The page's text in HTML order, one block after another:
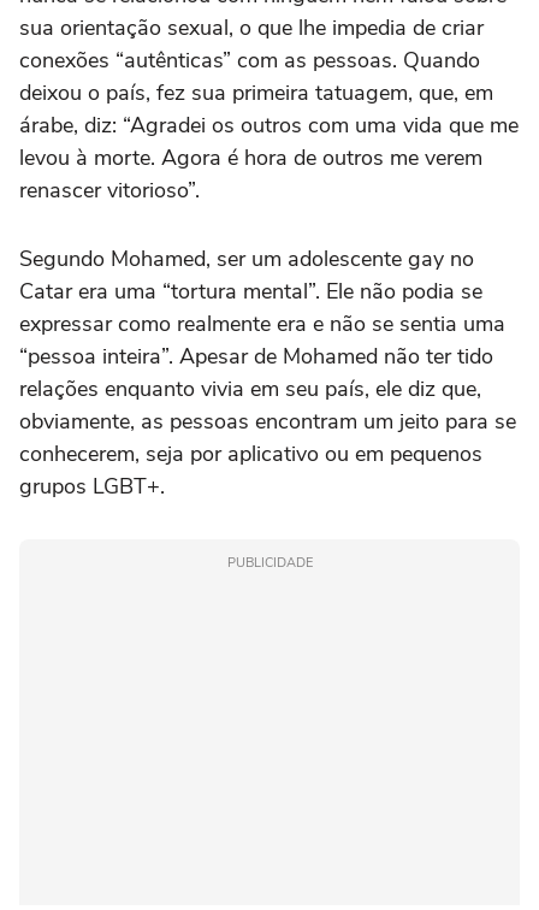
sua orientação sexual, o que lhe impedia de criar
conexões “autênticas” com as pessoas. Quando
deixou o país, fez sua primeira tatuagem, que, em
árabe, diz: “Agradei os outros com uma vida que me
levou à morte. Agora é hora de outros me verem
renascer vitorioso”.
Segundo Mohamed, ser um adolescente gay no
Catar era uma “tortura mental”. Ele não podia se
expressar como realmente era e não se sentia uma
“pessoa inteira”. Apesar de Mohamed não ter tido
relações enquanto vivia em seu país, ele diz que,
obviamente, as pessoas encontram um jeito para se
conhecerem, seja por aplicativo ou em pequenos
grupos LGBT+.
PUBLICIDADE